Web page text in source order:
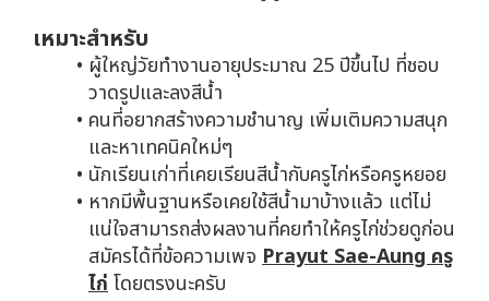
เหมาะสำหรับ
ผู้ใหญ่วัยทำงานอายุประมาณ 25 ปีขึ้นไป ที่ชอบ
วาดรูปและลงสีน้ำ
คนที่อยากสร้างความชำนาญ เพิ่มเติมความสนุก
และหาเทคนิคใหม่ๆ
นักเรียนเก่าที่เคยเรียนสีน้ำกับครูไก่หรือครูหยอย
หากมีพื้นฐานหรือเคยใช้สีน้ำมาบ้างแล้ว แต่ไม่
แน่ใจสามารถส่งผลงานที่คยทำให้ครูไก่ช่วยดูก่อน
สมัครได้ที่ข้อความเพจ Prayut Sae-Aung ครู
ไก่โดยตรงนะครับ